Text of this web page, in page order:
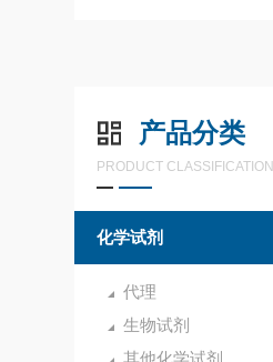
产品分类
PRODUCT CLASSIFICATION
化学试剂
代理
生物试剂
其他化学试剂